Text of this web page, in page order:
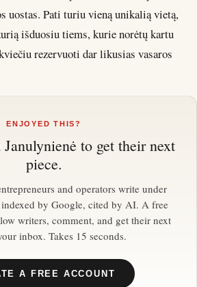
uostas. Pati turiu vieną unikalią vietą,
išduosiu tiems, kurie norėtų kartu
rezervuoti dar likusias vasaros
ENJOYED THIS?
Janulynienėto get their next
piece.
and operators write under
by Google, cited by AI. A free
writers, comment, and get their next
inbox. Takes 15 seconds.
A FREE ACCOUNT